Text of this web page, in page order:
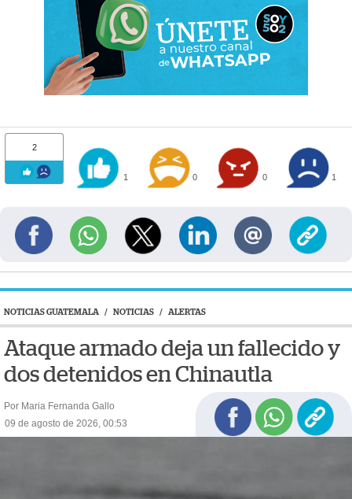
2
1 0 0 1
NOTICIAS GUATEMALA / NOTICIAS / ALERTAS
Ataque armado deja un fallecido y
dos detenidos en Chinautla
Por Maria Fernanda Gallo
09 de agosto de 2026, 00:53